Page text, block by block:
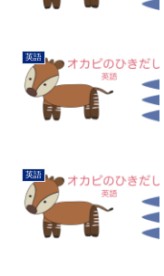
英語
英語